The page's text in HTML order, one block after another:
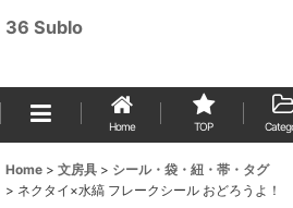
36 Sublo
Home TOP
Home > 文房具 > シール・袋・紐・帯・タグ
> ネクタイ×水縞 フレークシール おどろうよ！